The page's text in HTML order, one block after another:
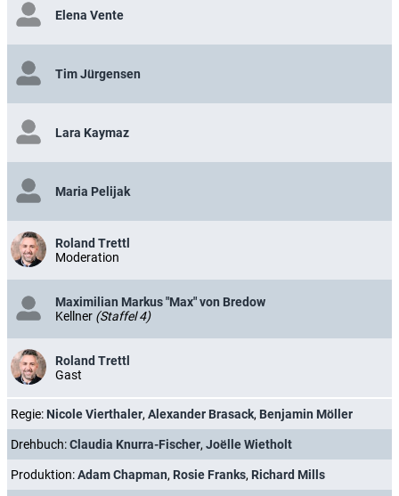
Elena Vente
Tim Jürgensen
Lara Kaymaz
Maria Pelijak
Roland Trettl
Moderation
Maximilian Markus "Max" von Bredow
Kellner (Staffel 4)
Roland Trettl
Gast
Regie: Nicole Vierthaler, Alexander Brasack, Benjamin Möller
Drehbuch:Claudia Knurra-Fischer, Joëlle Wietholt
Produktion:Adam Chapman, Rosie Franks, Richard Mills